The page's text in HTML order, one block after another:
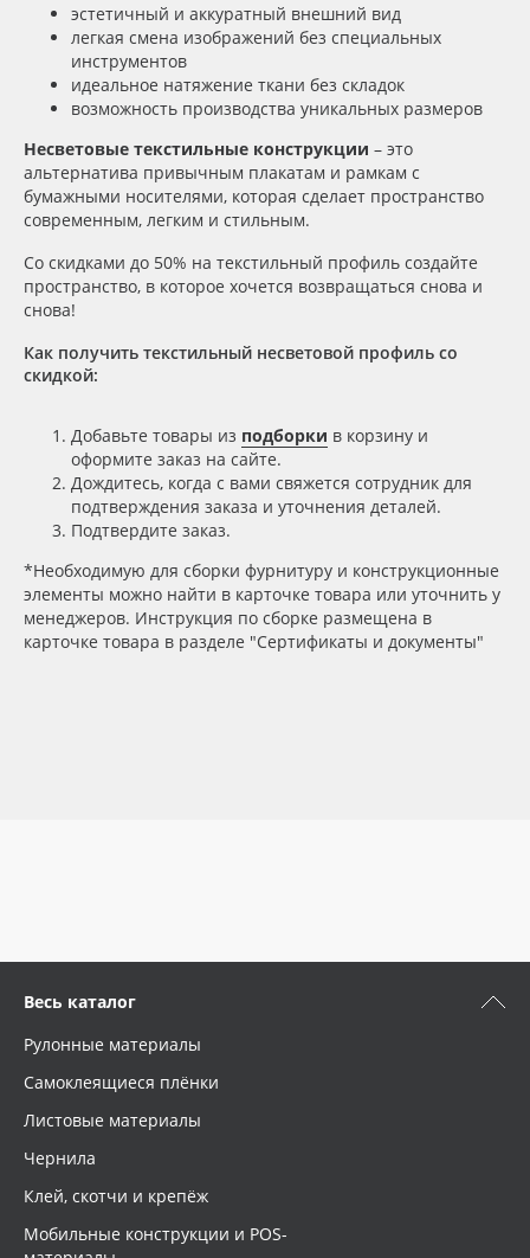
ПЭТ бэклит
Вспененный ПВХ
Баннер
Заготовки для сувениров
эстетичный и аккуратный внешний вид
легкая смена изображений без специальных
инструментов
идеальное натяжение ткани без складок
возможность производства уникальных размеров
Несветовые текстильные конструкции – это
альтернатива привычным плакатам и рамкам с
бумажными носителями, которая сделает пространство
современным, легким и стильным.
Со скидками до 50% на текстильный профиль создайте
пространство, в которое хочется возвращаться снова и
снова!
Как получить текстильный несветовой профиль со
скидкой:
Добавьте товары из подборки в корзину и
оформите заказ на сайте.
Дождитесь, когда с вами свяжется сотрудник для
подтверждения заказа и уточнения деталей.
Подтвердите заказ.
*Необходимую для сборки фурнитуру и конструкционные
элементы можно найти в карточке товара или уточнить у
менеджеров. Инструкция по сборке размещена в
карточке товара в разделе "Сертификаты и документы"
Весь каталог
Рулонные материалы
Самоклеящиеся плёнки
Листовые материалы
Чернила
Клей, скотчи и крепёж
Мобильные конструкции и POS-